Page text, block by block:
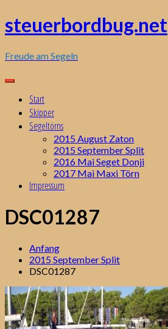
Zum
Inhalt
steuerbordbug.net
Freude am Segeln
Start
Skipper
Segeltörns
2015 August Zaton
2015 September Split
2016 Mai Seget Donji
2017 Mai Maxi Törn
Impressum
DSC01287
Anfang
2015 September Split
DSC01287